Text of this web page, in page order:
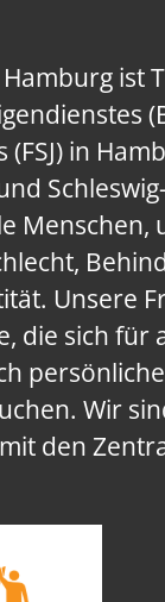
ist
(FSJ) in
Unsere
die sich für
Wir
den